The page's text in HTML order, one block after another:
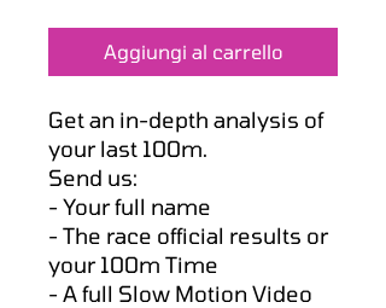
Aggiungi al carrello
Get an in-depth analysis of
your last 100m.
Send us:
- Your full name
- The race official results or
your 100m Time
- A full Slow Motion Video